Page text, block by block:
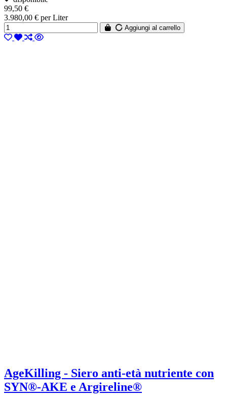
99,50 €
3.980,00 € per Liter
Aggiungi al carrello
AgeKilling - Siero anti-età nutriente con
SYN®-AKE e Argireline®